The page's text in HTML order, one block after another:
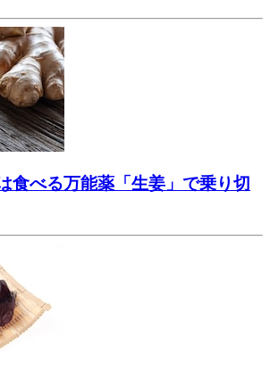
食べる万能薬「生姜」で乗り切